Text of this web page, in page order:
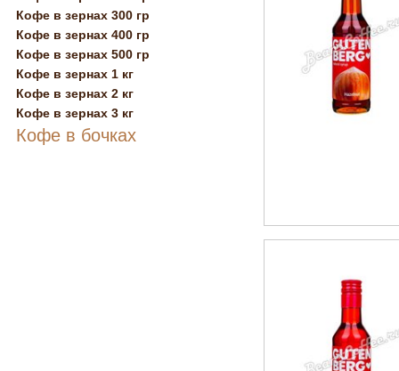
Кофе в зернах 300 гр
Кофе в зернах 400 гр
Кофе в зернах 500 гр
Кофе в зернах 1 кг
Кофе в зернах 2 кг
Кофе в зернах 3 кг
Кофе в бочках